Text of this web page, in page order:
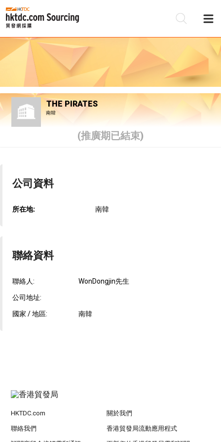
THE PIRATES
南韓
(推廣期已結束)
公司資料
所在地: 南韓
聯絡資料
聯絡人: WonDongjin先生
公司地址:
國家 / 地區: 南韓
HKTDC.com 關於我們
聯絡我們 香港貿發局流動應用程式